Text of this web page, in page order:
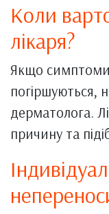
Коли
лікаря?
Якщо симптоми
погіршуються,
дерматолога.
причину та